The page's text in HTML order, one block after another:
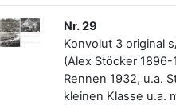
Nr. 29
Konvolut 3 original
(Alex Stöcker 1896-
Rennen 1932, u.a.
kleinen Klasse u.a.